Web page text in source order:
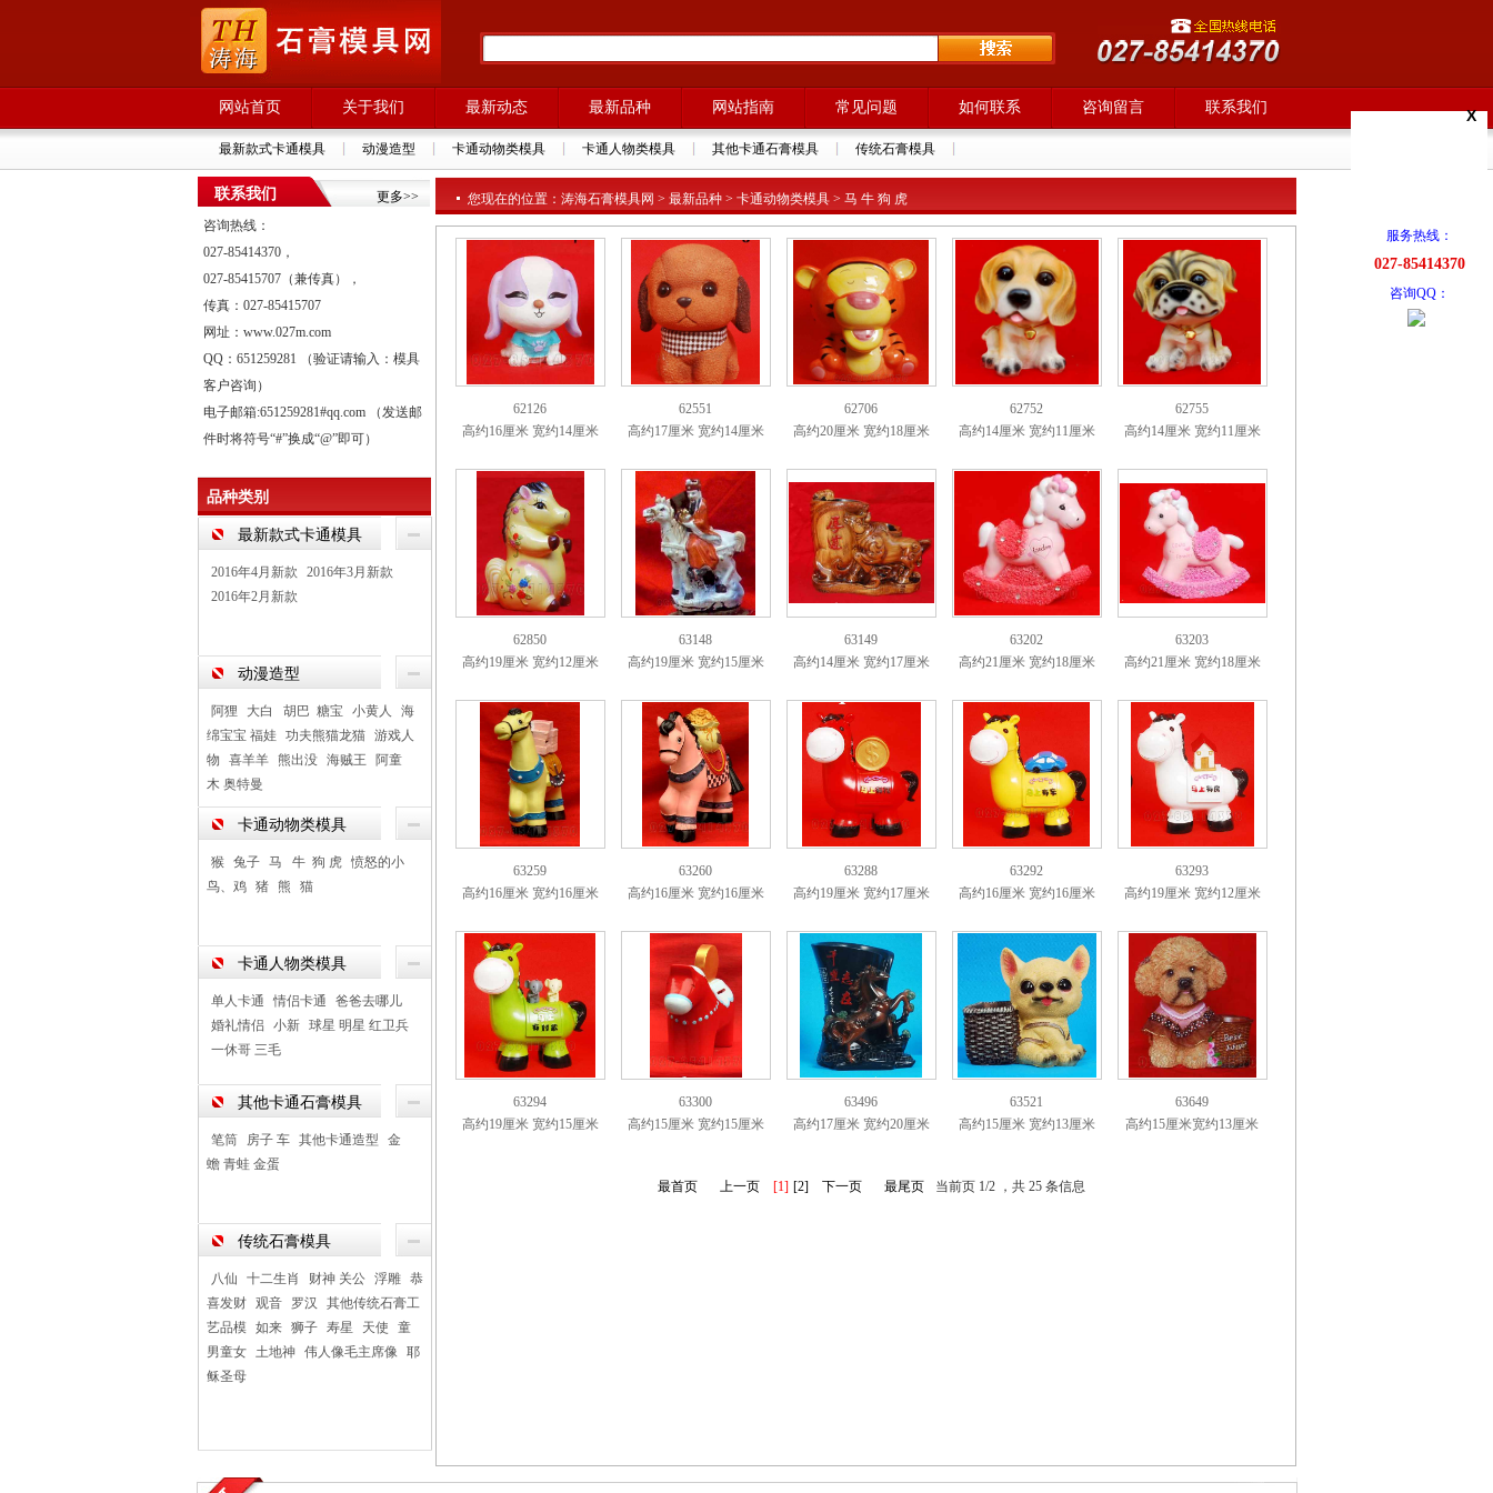
X
服务热线：
027-85414370
咨询QQ：
网站首页 关于我们 最新动态 最新品种 网站指南 常见问题 如何联系 咨询留言 联系我们
最新款式卡通模具 动漫造型 卡通动物类模具 卡通人物类模具 其他卡通石膏模具 传统石膏模具
更多>>
联系我们
咨询热线：
027-85414370，
027-85415707（兼传真），
传真：027-85415707
网址：www.027m.com
QQ：651259281 （验证请输入：模具
客户咨询）
电子邮箱:651259281#qq.com （发送邮
件时将符号“#”换成“@”即可）
品种类别
最新款式卡通模具
2016年4月新款
2016年3月新款
2016年2月新款
动漫造型
阿狸 大白 胡巴 糖宝 小黄人
海
绵宝宝 福娃
功夫熊猫龙猫
游戏人
物
喜羊羊 熊出没 海贼王
阿童
木 奥特曼
卡通动物类模具
猴 兔子 马 牛 狗 虎
愤怒的小
鸟、鸡
猪 熊 猫
卡通人物类模具
单人卡通 情侣卡通
爸爸去哪儿
婚礼情侣
小新
球星 明星 红卫兵
一休哥 三毛
其他卡通石膏模具
笔筒 房子 车 其他卡通造型
金
蟾 青蛙 金蛋
传统石膏模具
八仙 十二生肖 财神 关公 浮雕
恭
喜发财
观音 罗汉
其他传统石膏工
艺品模
如来 狮子 寿星 天使
童
男童女
土地神 伟人像毛主席像
耶
稣圣母
您现在的位置：涛海石膏模具网 > 最新品种 > 卡通动物类模具 > 马 牛 狗 虎
62126
高约16厘米 宽约14厘米
62551
高约17厘米 宽约14厘米
62706
高约20厘米 宽约18厘米
62752
高约14厘米 宽约11厘米
62755
高约14厘米 宽约11厘米
62850
高约19厘米 宽约12厘米
63148
高约19厘米 宽约15厘米
63149
高约14厘米 宽约17厘米
63202
高约21厘米 宽约18厘米
63203
高约21厘米 宽约18厘米
63259
高约16厘米 宽约16厘米
63260
高约16厘米 宽约16厘米
63288
高约19厘米 宽约17厘米
63292
高约16厘米 宽约16厘米
63293
高约19厘米 宽约12厘米
63294
高约19厘米 宽约15厘米
63300
高约15厘米 宽约15厘米
63496
高约17厘米 宽约20厘米
63521
高约15厘米 宽约13厘米
63649
高约15厘米宽约13厘米
最首页 上一页 [1] [2] 下一页 最尾页 当前页 1/2 ，共 25 条信息